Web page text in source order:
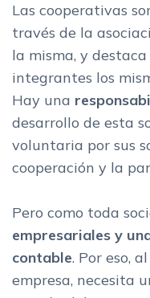
Las cooperativas
través de la
la misma, y
integrantes los
Hay una
desarrollo de esta
voluntaria por sus
cooperación y la
Pero como toda
empresariales y
contable. Por eso,
empresa, necesita